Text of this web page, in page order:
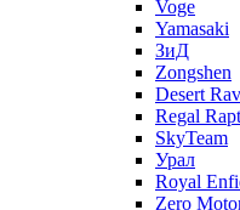
Voge
Yamasaki
ЗиД
Zongshen
Desert
Regal
SkyTeam
Урал
Royal
Zero